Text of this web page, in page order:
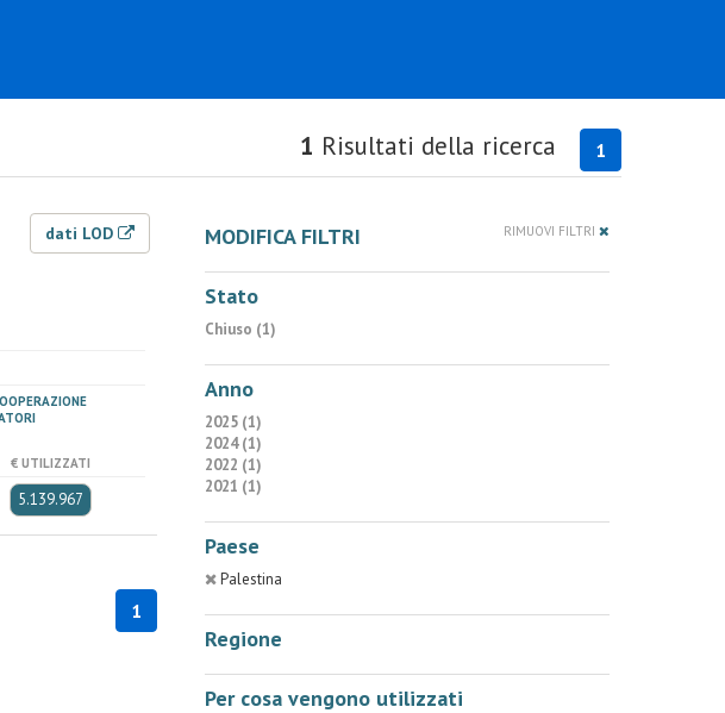
1
1 Risultati della ricerca
dati LOD
€ UTILIZZATI
5.139.967
1
MODIFICA FILTRI RIMUOVI FILTRI
Stato
Chiuso (1)
Anno
2025 (1)
2024 (1)
2022 (1)
2021 (1)
Paese
Palestina
Regione
Per cosa vengono utilizzati